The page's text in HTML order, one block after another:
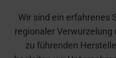
Wir sind ein erfahrenes
regionaler
zu führenden